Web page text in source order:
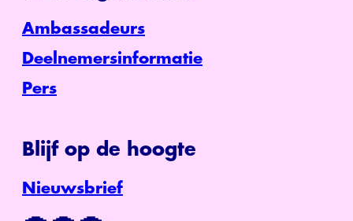
Ambassadeurs
Deelnemersinformatie
Pers
Blijf op de hoogte
Nieuwsbrief